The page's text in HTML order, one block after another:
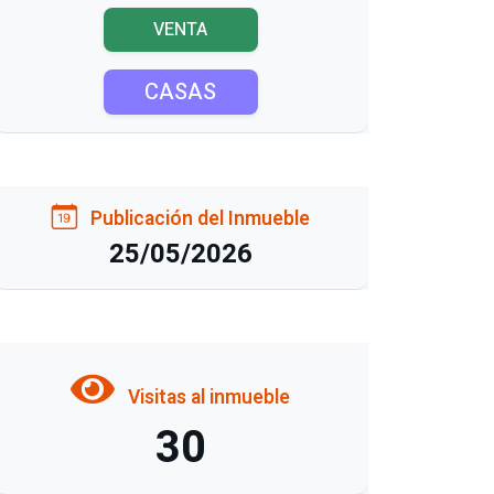
VENTA
CASAS
Publicación del Inmueble
25/05/2026
Visitas al inmueble
30